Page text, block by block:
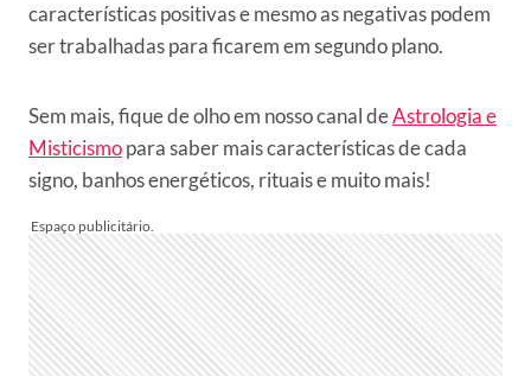
características positivas e mesmo as negativas podem
ser trabalhadas para ficarem em segundo plano.
Sem mais, fique de olho em nosso canal deAstrologia e
Misticismopara saber mais características de cada
signo, banhos energéticos, rituais e muito mais!